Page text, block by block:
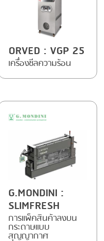
ORVED : VGP 25
เครื่องซีลความร้อน
G.MONDINI :
SLIMFRESH
การแพ็คสินค้าลงบน
กระดาษแบบ
สุญญากาศ